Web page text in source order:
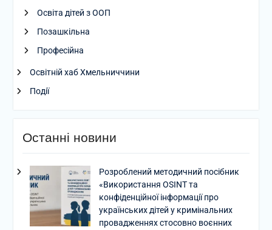
Освіта дітей з ООП
Позашкільна
Професійна
Освітній хаб Хмельниччини
Події
Останні новини
Розроблений методичний посібник
«Використання OSINT та
конфіденційної інформації про
українських дітей у кримінальних
провадженнях стосовно воєнних